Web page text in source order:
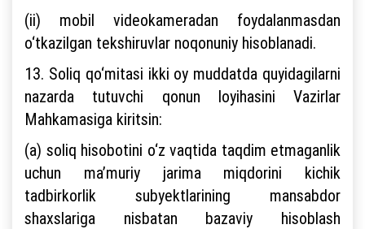
(ii) mobil videokameradan foydalanmasdan
o‘tkazilgan tekshiruvlar noqonuniy hisoblanadi.
13. Soliq qo‘mitasi ikki oy muddatda quyidagilarni
nazarda tutuvchi qonun loyihasini Vazirlar
Mahkamasiga kiritsin:
(a) soliq hisobotini o‘z vaqtida taqdim etmaganlik
uchun ma’muriy jarima miqdorini kichik
tadbirkorlik subyektlarining mansabdor
shaxslariga nisbatan bazaviy hisoblash